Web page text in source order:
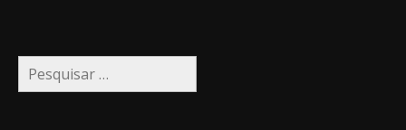
Pesquisar
por: